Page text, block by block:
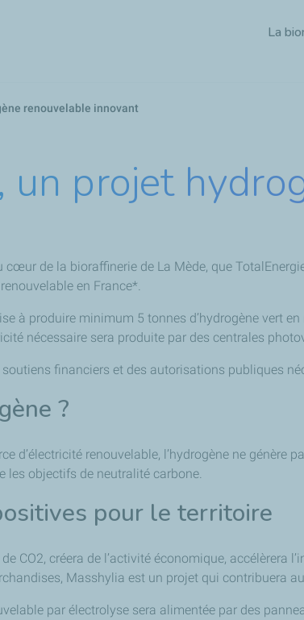
La
renouvelable innovant
un projet
cœur de la bioraffinerie de La Mède, que
en France*.
à produire minimum 5 tonnes d’hydrogène vert
nécessaire sera produite par des centrales
soutiens financiers et des autorisations publiques
?
d’électricité renouvelable, l’hydrogène ne
les objectifs de neutralité carbone.
pour le territoire
CO2, créera de l’activité économique,
Masshylia est un projet qui contribuera
par électrolyse sera alimentée par des